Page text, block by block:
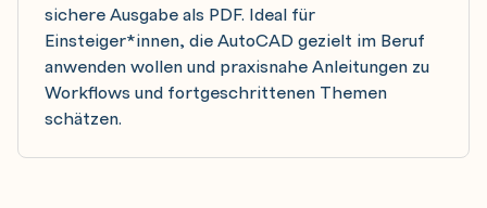
sichere Ausgabe als PDF. Ideal für
Einsteiger*innen, die AutoCAD gezielt im Beruf
anwenden wollen und praxisnahe Anleitungen zu
Workflows und fortgeschrittenen Themen
schätzen.